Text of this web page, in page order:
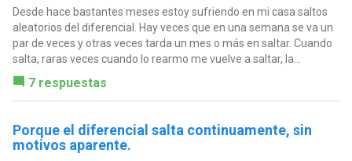
Desde hace bastantes meses estoy sufriendo en mi casa saltos
aleatorios del diferencial. Hay veces que en una semana se va un
par de veces y otras veces tarda un mes o más en saltar. Cuando
salta, raras veces cuando lo rearmo me vuelve a saltar, la...
7 respuestas
Porque el diferencial salta continuamente, sin
motivos aparente.